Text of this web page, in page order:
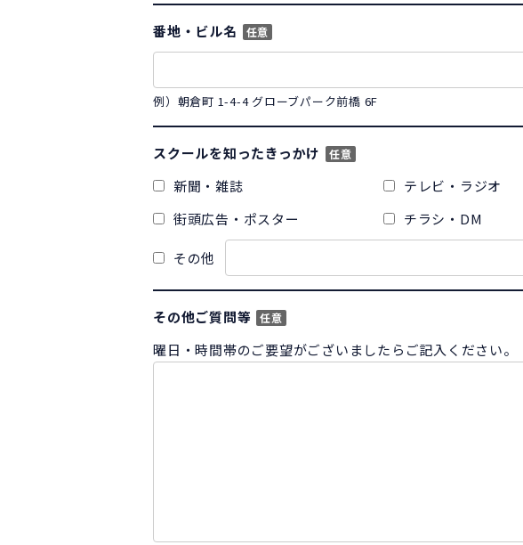
番地・ビル名 任意
例）朝倉町 1-4-4 グローブパーク前橋 6F
スクールを知ったきっかけ 任意
新聞・雑誌 テレビ・ラジオ
街頭広告・ポスター
チラシ・DM
その他
その他ご質問等 任意
曜日・時間帯のご要望がございましたらご記入ください。